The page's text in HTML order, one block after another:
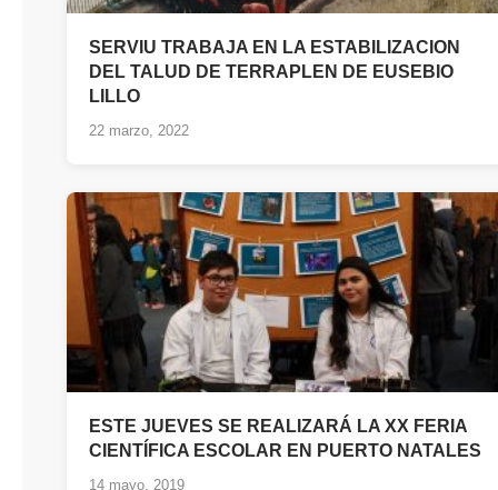
SERVIU TRABAJA EN LA ESTABILIZACION
DEL TALUD DE TERRAPLEN DE EUSEBIO
LILLO
22 marzo, 2022
ESTE JUEVES SE REALIZARÁ LA XX FERIA
CIENTÍFICA ESCOLAR EN PUERTO NATALES
14 mayo, 2019